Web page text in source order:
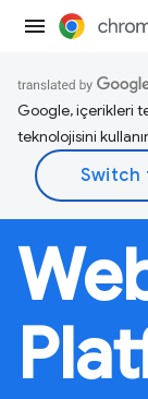
Google, içerikleri
teknolojisini